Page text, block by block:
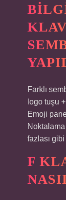
Farklı
logo tuşu
Emoji
fazlası
F